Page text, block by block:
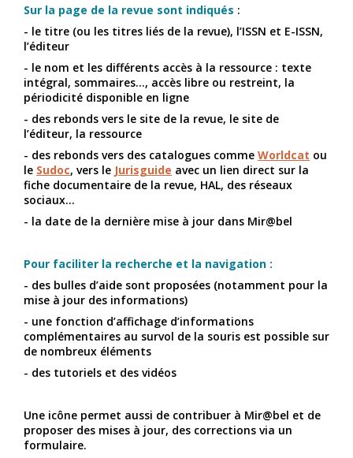
Sur la page de la revue sont indiqués :
- le titre (ou les titres liés de la revue), l’ISSN et E-ISSN,
l’éditeur
- le nom et les différents accès à la ressource : texte
intégral, sommaires..., accès libre ou restreint, la
périodicité disponible en ligne
- des rebonds vers le site de la revue, le site de
l’éditeur, la ressource
- des rebonds vers des catalogues comme Worldcat ou
le Sudoc, vers le Jurisguide avec un lien direct sur la
fiche documentaire de la revue, HAL, des réseaux
sociaux...
- la date de la dernière mise à jour dans Mir@bel
Pour faciliter la recherche et la navigation :
- des bulles d’aide sont proposées (notamment pour la
mise à jour des informations)
- une fonction d’affichage d’informations
complémentaires au survol de la souris est possible sur
de nombreux éléments
- des tutoriels et des vidéos
Une icône permet aussi de contribuer à Mir@bel et de
proposer des mises à jour, des corrections via un
formulaire.